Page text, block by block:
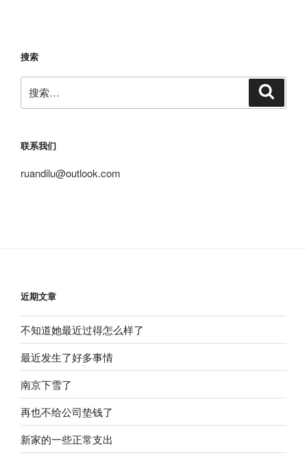
搜索
索：
联系我们
ruandilu@outlook.com
近期文章
不知道她最近过得怎么样了
最近发生了好多事情
南京下雪了
再也不给公司垫钱了
新家的一些正常支出